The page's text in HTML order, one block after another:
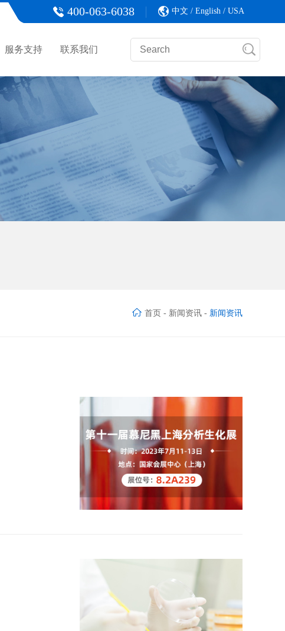
400-063-6038 中文 / English / USA
服务支持 联系我们
首页 - 新闻资讯 - 新闻资讯